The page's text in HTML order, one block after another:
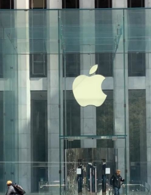
年合計營收2.58萬億 利潤總
解鎖閱讀新玩法
家齊聚深圳，共奏客家文化
依法公正處理黎智英求情 罪
時代命題
級 五組數據見證文儒沉香從傳
協委員考察團來瓊考察
換新帶動消費約18億元